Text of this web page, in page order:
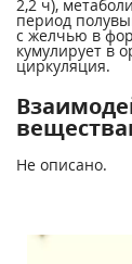
2,2 ч),
период
с желчью в
кумулирует в
циркуляция.
Не описано.